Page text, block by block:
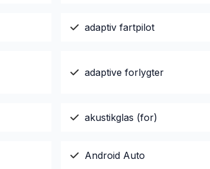
adaptiv fartpilot
adaptive forlygter
akustikglas (for)
Android Auto